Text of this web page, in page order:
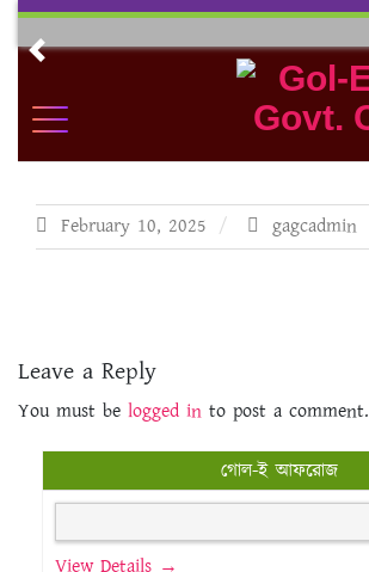
Skip
contentPrevious
February 10, 2025 gagcadmin
Leave a Reply
You must be logged in to post a comment.
গোল-ই আফরোজ